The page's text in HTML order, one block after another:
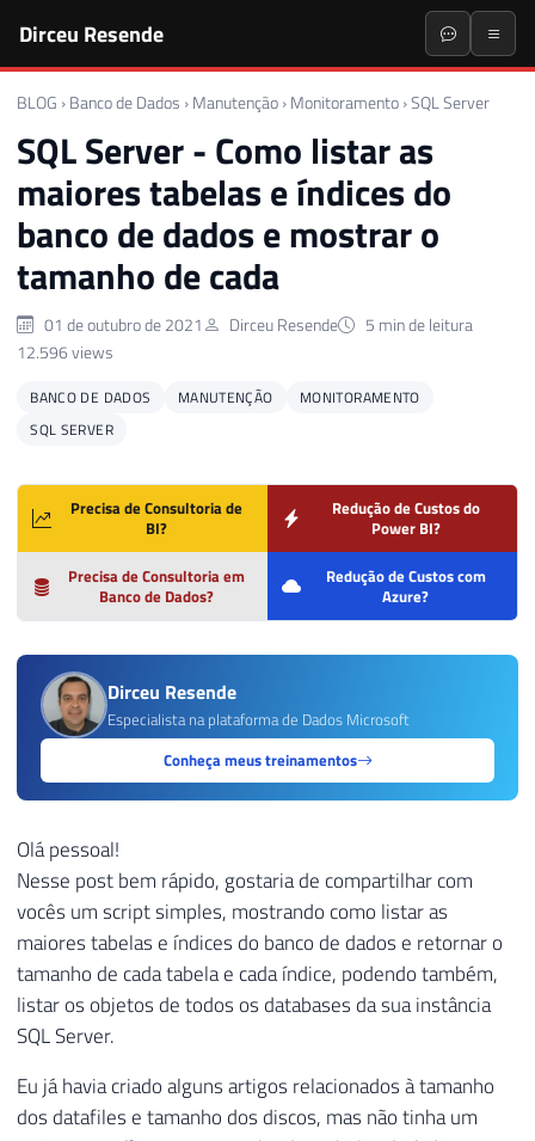
Dirceu Resende
BLOG › Banco de Dados › Manutenção › Monitoramento ›SQL Server
SQL Server - Como listar as
maiores tabelas e índices do
banco de dados e mostrar o
tamanho de cada
01 de outubro de 2021 Dirceu Resende
5 min de leitura
12.596 views
BANCO DE DADOS MANUTENÇÃO
MONITORAMENTO
SQL SERVER
Precisa de Consultoria de
BI?
Redução de Custos do
Power BI?
Precisa de Consultoria em
Banco de Dados?
Redução de Custos com
Azure?
Dirceu Resende
Especialista na plataforma de Dados Microsoft
Conheça meus treinamentos
Olá pessoal!
Nesse post bem rápido, gostaria de compartilhar com
vocês um script simples, mostrando como listar as
maiores tabelas e índices do banco de dados e retornar o
tamanho de cada tabela e cada índice, podendo também,
listar os objetos de todos os databases da sua instância
SQL Server.
Eu já havia criado alguns artigos relacionados à tamanho
dos datafiles e tamanho dos discos, mas não tinha um